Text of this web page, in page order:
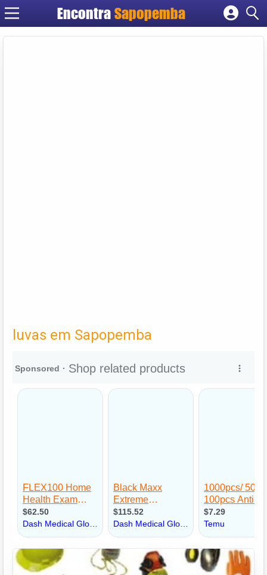
Encontra Sapopemba
Cadastrar empresa
luvas em Sapopemba